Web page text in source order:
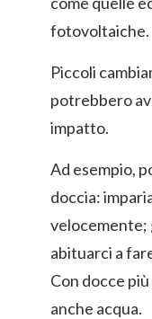
fotovoltaiche.
Piccoli
potrebbero
impatto.
Ad esempio,
doccia:
velocemente;
abituarci a
Con docce
anche acqua.